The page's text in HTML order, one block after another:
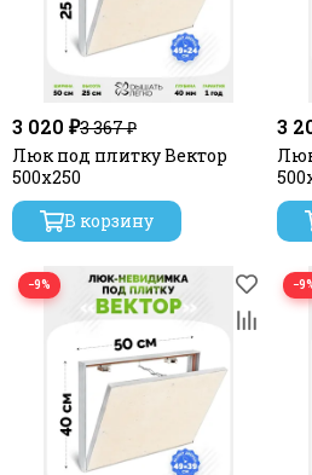
3 020 ₽3 367 ₽
Люк под плитку Вектор
500х250
В корзину
3
−9%